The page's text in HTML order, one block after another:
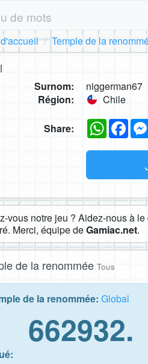
de mots
Temple de la
Surnom:
niggerman67
Région:
Chile
Share:
vous notre jeu ? Aidez-nous à
Merci, équipe deGamiac.net.
de la renommée Tous
de la renommée: Global
662932.